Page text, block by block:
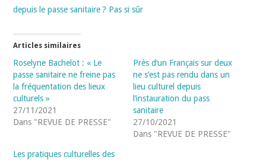
depuis le passe sanitaire ? Pas si sûr
Articles similaires
Roselyne Bachelot : « Le
passe sanitaire ne freine pas
la fréquentation des lieux
culturels »
27/11/2021
Dans "REVUE DE PRESSE"
Près d’un Français sur deux
ne s’est pas rendu dans un
lieu culturel depuis
l’instauration du pass
sanitaire
27/10/2021
Dans "REVUE DE PRESSE"
Les pratiques culturelles des